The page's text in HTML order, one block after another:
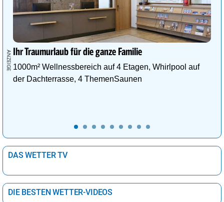
Ihr Traumurlaub für die ganze Familie
1000m² Wellnessbereich auf 4 Etagen, Whirlpool auf
der Dachterrasse, 4 ThemenSaunen
DAS WETTER TV
DIE BESTEN WETTER-VIDEOS